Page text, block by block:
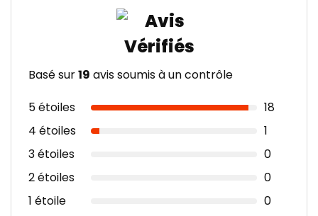
Basé sur19 avis soumis à un contrôle
5 étoiles
18
4 étoiles
1
3 étoiles
0
2 étoiles
0
1 étoile
0